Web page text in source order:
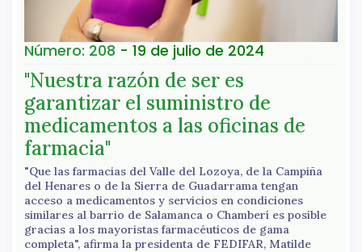
Número: 208 - 19 de julio de 2024
"Nuestra razón de ser es
garantizar el suministro de
medicamentos a las oficinas de
farmacia"
"Que las farmacias del Valle del Lozoya, de la Campiña
del Henares o de la Sierra de Guadarrama tengan
acceso a medicamentos y servicios en condiciones
similares al barrio de Salamanca o Chamberí es posible
gracias a los mayoristas farmacéuticos de gama
completa", afirma la presidenta de FEDIFAR, Matilde